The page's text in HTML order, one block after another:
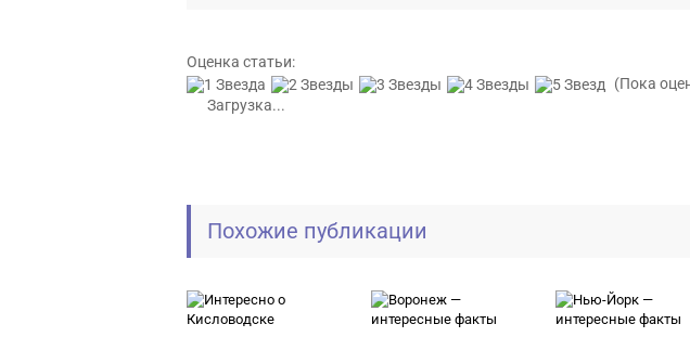
Оценка статьи:
(Пока
Загрузка...
Похожие публикации